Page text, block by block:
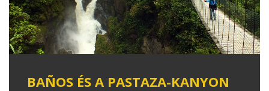
BAÑOS ÉS A PASTAZA-KANYON